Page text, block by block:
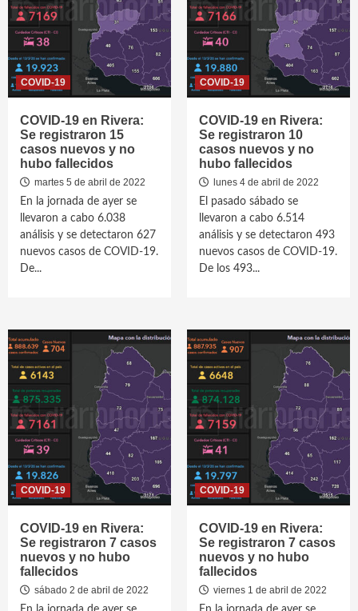
COVID-19
COVID-19 en Rivera:
Se registraron 15
casos nuevos y no
hubo fallecidos
martes 5 de abril de 2022
En la jornada de ayer se
llevaron a cabo 6.038
análisis y se detectaron 627
nuevos casos de COVID-19.
De...
COVID-19
COVID-19 en Rivera:
Se registraron 10
casos nuevos y no
hubo fallecidos
lunes 4 de abril de 2022
El pasado sábado se
llevaron a cabo 6.514
análisis y se detectaron 493
nuevos casos de COVID-19.
De los 493...
COVID-19
COVID-19 en Rivera:
Se registraron 7 casos
nuevos y no hubo
fallecidos
sábado 2 de abril de 2022
COVID-19
COVID-19 en Rivera:
Se registraron 7 casos
nuevos y no hubo
fallecidos
viernes 1 de abril de 2022